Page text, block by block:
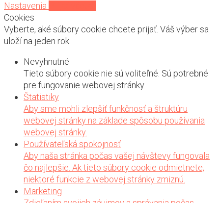
Nastavenia
Cookies
Vyberte, aké súbory cookie chcete prijať. Váš výber sa
uloží na jeden rok.
Nevyhnutné
Tieto súbory cookie nie sú voliteľné. Sú potrebné
pre fungovanie webovej stránky.
Štatistiky
Aby sme mohli zlepšiť funkčnosť a štruktúru
webovej stránky na základe spôsobu používania
webovej stránky.
Používateľská spokojnosť
Aby naša stránka počas vašej návštevy fungovala
čo najlepšie. Ak tieto súbory cookie odmietnete,
niektoré funkcie z webovej stránky zmiznú.
Marketing